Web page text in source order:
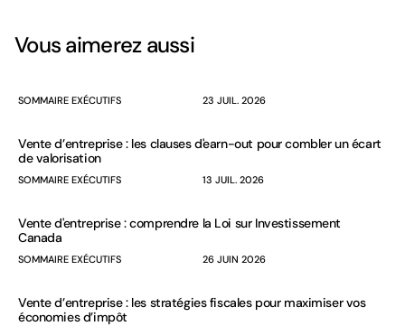
Vous aimerez aussi
SOMMAIRE EXÉCUTIFS 23 JUIL. 2026
Vente d’entreprise : les clauses d'earn-out pour combler un écart
de valorisation
SOMMAIRE EXÉCUTIFS 13 JUIL. 2026
Vente d'entreprise : comprendre la Loi sur Investissement
Canada
SOMMAIRE EXÉCUTIFS 26 JUIN 2026
Vente d’entreprise : les stratégies fiscales pour maximiser vos
économies d’impôt